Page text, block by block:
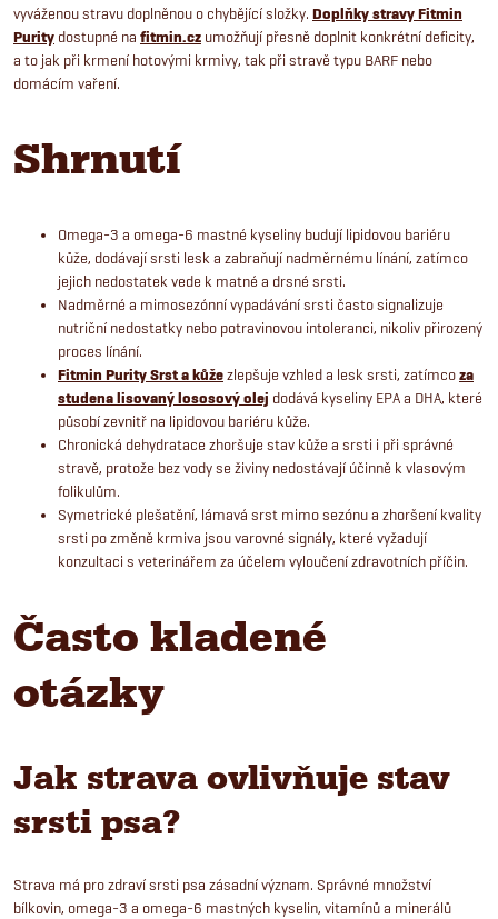
vyváženou stravu doplněnou o chybějící složky. Doplňky stravy Fitmin
Purity dostupné na fitmin.cz umožňují přesně doplnit konkrétní deficity,
a to jak při krmení hotovými krmivy, tak při stravě typu BARF nebo
domácím vaření.
Shrnutí
Omega-3 a omega-6 mastné kyseliny budují lipidovou bariéru
kůže, dodávají srsti lesk a zabraňují nadměrnému línání, zatímco
jejich nedostatek vede k matné a drsné srsti.
Nadměrné a mimosezónní vypadávání srsti často signalizuje
nutriční nedostatky nebo potravinovou intoleranci, nikoliv přirozený
proces línání.
Fitmin Purity Srst a kůžezlepšuje vzhled a lesk srsti, zatímcoza
studena lisovaný lososový olej dodává kyseliny EPA a DHA, které
působí zevnitř na lipidovou bariéru kůže.
Chronická dehydratace zhoršuje stav kůže a srsti i při správné
stravě, protože bez vody se živiny nedostávají účinně k vlasovým
folikulům.
Symetrické plešatění, lámavá srst mimo sezónu a zhoršení kvality
srsti po změně krmiva jsou varovné signály, které vyžadují
konzultaci s veterinářem za účelem vyloučení zdravotních příčin.
Často kladené
otázky
Jak strava ovlivňuje stav
srsti psa?
Strava má pro zdraví srsti psa zásadní význam. Správné množství
bílkovin, omega-3 a omega-6 mastných kyselin, vitamínů a minerálů